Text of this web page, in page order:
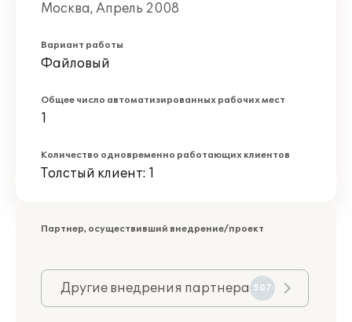
Москва, Апрель 2008
Вариант работы
Файловый
Общее число автоматизированных рабочих мест
1
Количество одновременно работающих клиентов
Толстый клиент: 1
Партнер, осуществивший внедрение/проект
Другие внедрения партнера 507